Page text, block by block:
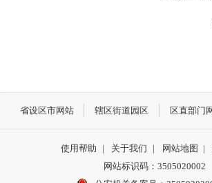
省设区市网站 辖区街道园区 区直部门
使用帮助 | 关于我们 | 网站地图 |
网站标识码：3505020002